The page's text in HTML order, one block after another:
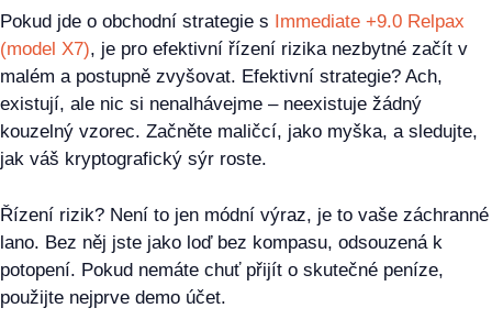
Pokud jde o obchodní strategie s Immediate +9.0 Relpax
(model X7), je pro efektivní řízení rizika nezbytné začít v
malém a postupně zvyšovat. Efektivní strategie? Ach,
existují, ale nic si nenalhávejme – neexistuje žádný
kouzelný vzorec. Začněte maličcí, jako myška, a sledujte,
jak váš kryptografický sýr roste.
Řízení rizik? Není to jen módní výraz, je to vaše záchranné
lano. Bez něj jste jako loď bez kompasu, odsouzená k
potopení. Pokud nemáte chuť přijít o skutečné peníze,
použijte nejprve demo účet.